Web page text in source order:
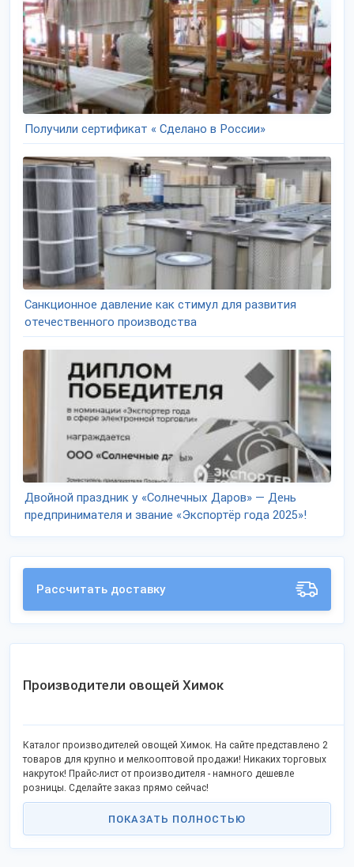
Получили сертификат « Сделано в России»
Санкционное давление как стимул для развития
отечественного производства
Двойной праздник у «Солнечных Даров» — День
предпринимателя и звание «Экспортёр года 2025»!
Рассчитать доставку
Производители овощей Химок
Каталог производителей овощей Химок. На сайте представлено 2
товаров для крупно и мелкооптовой продажи! Никаких торговых
накруток! Прайс-лист от производителя - намного дешевле
розницы. Сделайте заказ прямо сейчас!
ПОКАЗАТЬ ПОЛНОСТЬЮ